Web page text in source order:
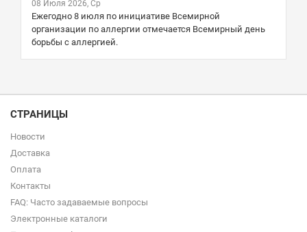
08 Июля 2026, Ср
Ежегодно 8 июля по инициативе Всемирной
организации по аллергии отмечается Всемирный день
борьбы с аллергией.
СТРАНИЦЫ
Новости
Доставка
Оплата
Контакты
FAQ: Часто задаваемые вопросы
Электронные каталоги